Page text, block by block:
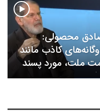
محصولی:
کاذب مانند
ملت، مورد پسند
است